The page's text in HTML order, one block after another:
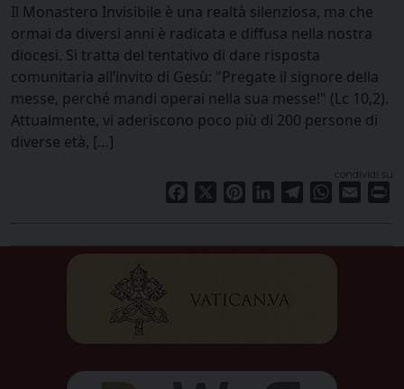
Il Monastero Invisibile è una realtà silenziosa, ma che
ormai da diversi anni è radicata e diffusa nella nostra
diocesi. Si tratta del tentativo di dare risposta
comunitaria all’invito di Gesù: "Pregate il signore della
messe, perché mandi operai nella sua messe!" (Lc 10,2).
Attualmente, vi aderiscono poco più di 200 persone di
diverse età, […]
condividi su
Facebook PinterestLinkedInTelegramWhatsApp
Email